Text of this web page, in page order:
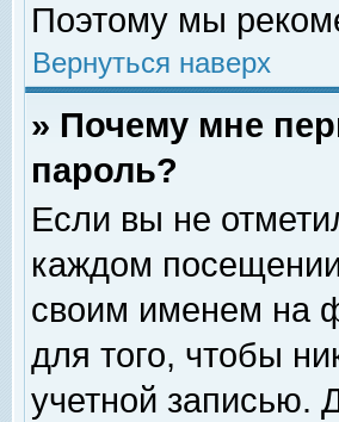
Поэтому мы
Вернуться наверх
» Почему мне
пароль?
Если вы не
каждом
своим именем на
для того, чтобы
учетной записью.